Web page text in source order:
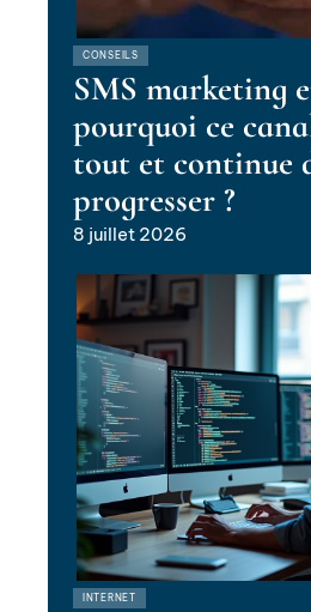
CONSEILS
SMS marketing
pourquoi ce
tout et continue
progresser ?
8 juillet 2026
INTERNET